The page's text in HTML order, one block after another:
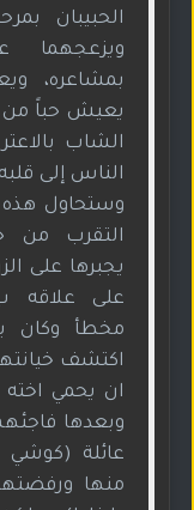
الحبيبان
ويزعجهما
بمشاعره،
يعيش حباً من
الشاب
الناس إلى
وستحاول هذه
التقرب من
يجبرها على
على علاقه
مخطأ وكان
اكتشف
ان يحمي
وبعدها
عائلة (كوشي
منها